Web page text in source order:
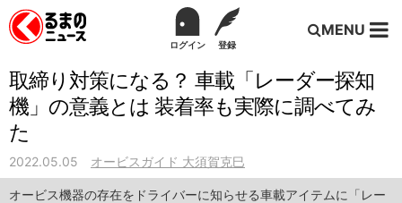
ログイン 登録
MENU
取締り対策になる？ 車載「レーダー探知
機」の意義とは 装着率も実際に調べてみ
た
2022.05.05 オービスガイド 大須賀克巳
オービス機器の存在をドライバーに知らせる車載アイテムに「レー